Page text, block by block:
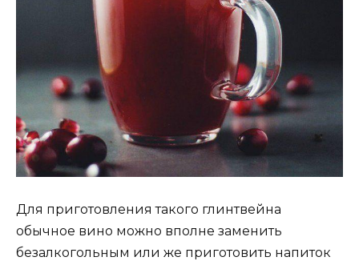
Для приготовления такого глинтвейна
обычное вино можно вполне заменить
безалкогольным или же приготовить напиток